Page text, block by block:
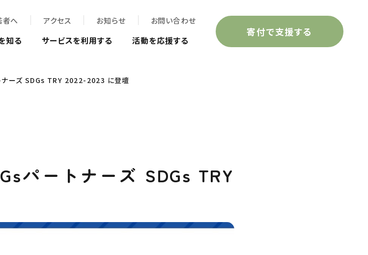
者へ アクセス お知らせ お問い合わせ
知る サービスを利用する 活動を応援する
寄付で支援する
ナーズ SDGs TRY 2022-2023 に登壇
パートナーズ SDGs TRY